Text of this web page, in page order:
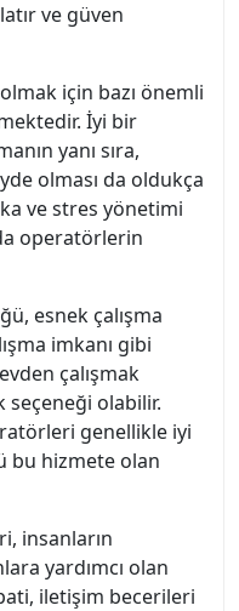
ve güven
için bazı önemli
İyi bir
yanı sıra,
olması da oldukça
ve stres yönetimi
operatörlerin
esnek çalışma
imkanı gibi
çalışmak
seçeneği olabilir.
genellikle iyi
bu hizmete olan
insanların
yardımcı olan
iletişim becerileri